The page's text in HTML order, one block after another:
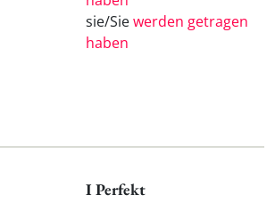
sie/Siewerden getragen
haben
I Perfekt